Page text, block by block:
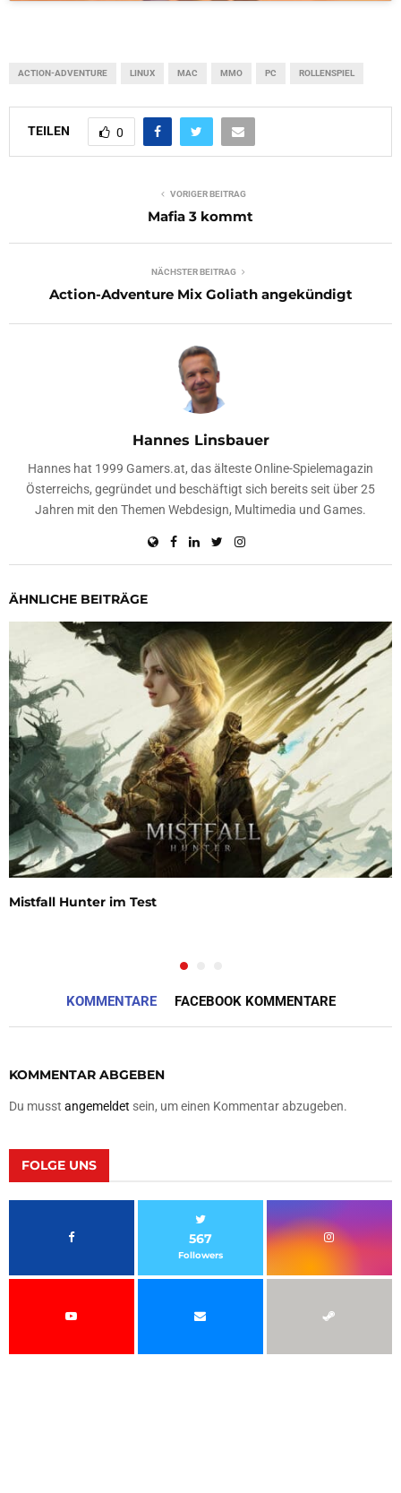
ACTION-ADVENTURE LINUX MAC MMO PC ROLLENSPIEL
TEILEN 0
VORIGER BEITRAG
Mafia 3 kommt
NÄCHSTER BEITRAG
Action-Adventure Mix Goliath angekündigt
Hannes Linsbauer
Hannes hat 1999 Gamers.at, das älteste Online-Spielemagazin
Österreichs, gegründet und beschäftigt sich bereits seit über 25
Jahren mit den Themen Webdesign, Multimedia und Games.
ÄHNLICHE BEITRÄGE
Mistfall Hunter im Test
KOMMENTARE FACEBOOK KOMMENTARE
KOMMENTAR ABGEBEN
Du musst angemeldet sein, um einen Kommentar abzugeben.
FOLGE UNS
567
Followers